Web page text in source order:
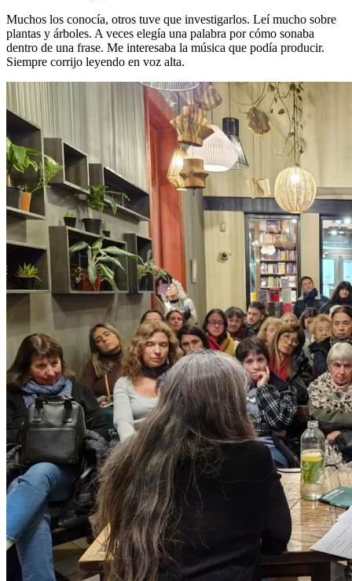
Muchos los conocía, otros tuve que investigarlos. Leí mucho sobre
plantas y árboles. A veces elegía una palabra por cómo sonaba
dentro de una frase. Me interesaba la música que podía producir.
Siempre corrijo leyendo en voz alta.